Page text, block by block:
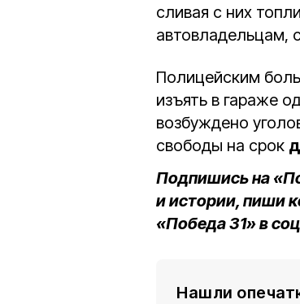
сливая с них
автовладельцам,
Полицейским
изъять в гараже
возбуждено
свободы на срок
Подпишись на
и истории, пиши
«Победа 31» в
Нашли